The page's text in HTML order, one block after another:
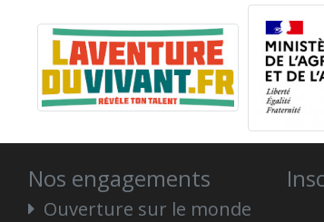
Nos engagements
Ouverture sur le monde